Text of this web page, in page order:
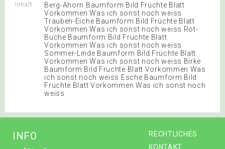
Inhalt
Berg-Ahorn Baumform Bild Früchte Blatt
Vorkommen Was ich sonst noch weiss
Trauben-Eiche Baumform Bild Früchte Blatt
Vorkommen Was ich sonst noch weiss Rot-
Buche Baumform Bild Früchte Blatt
Vorkommen Was ich sonst noch weiss
Sommer-Linde Baumform Bild Früchte Blatt
Vorkommen Was ich sonst noch weiss Birke
Baumform Bild Früchte Blatt Vorkommen Was
ich sonst noch weiss Esche Baumform Bild
Früchte Blatt Vorkommen Was ich sonst noch
weiss
RECHTLICHES
KONTAKT
INFO